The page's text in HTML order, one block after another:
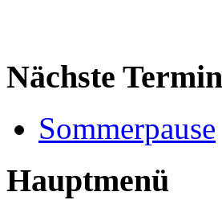
Nächste
Sommerpause
Hauptmenü